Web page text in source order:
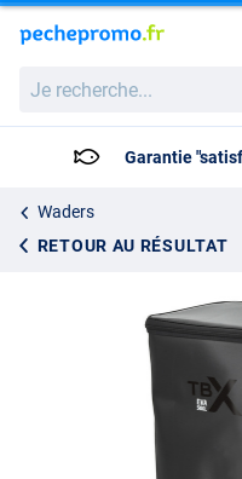
recherche...
Garantie
Waders
RETOUR AU RÉSULTAT